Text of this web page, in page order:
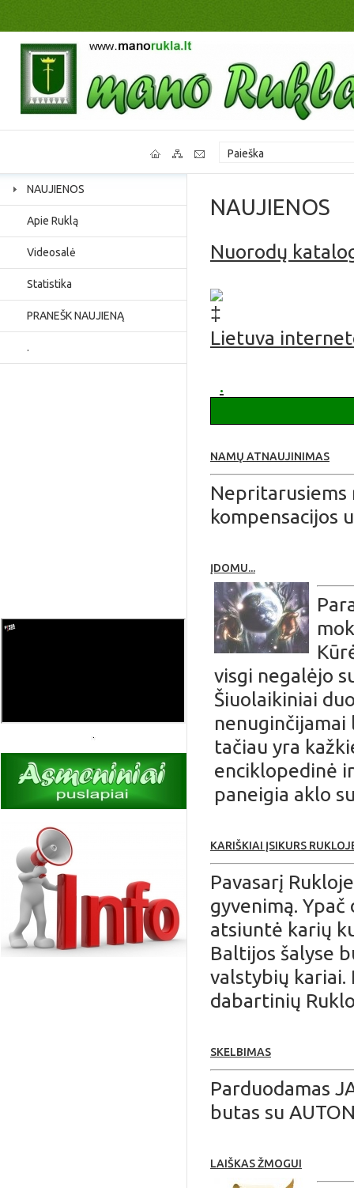
NAUJIENOS
Apie Ruklą
Videosalė
Statistika
PRANEŠK NAUJIENĄ
.
NAUJIENOS
Nuorodų
Lietuva
.
NAMŲ ATNAUJINIMAS
Nepritarusiems
kompensacijos
ĮDOMU...
visgi negalėjo
Šiuolaikiniai
tačiau yra
enciklopedinė
paneigia aklo
KARIŠKIAI ĮSIKURS
Pavasarį
gyvenimą.
atsiuntė karių
Baltijos šalyse
valstybių kariai.
dabartinių
SKELBIMAS
Parduodamas
butas su
LAIŠKAS ŽMOGUI